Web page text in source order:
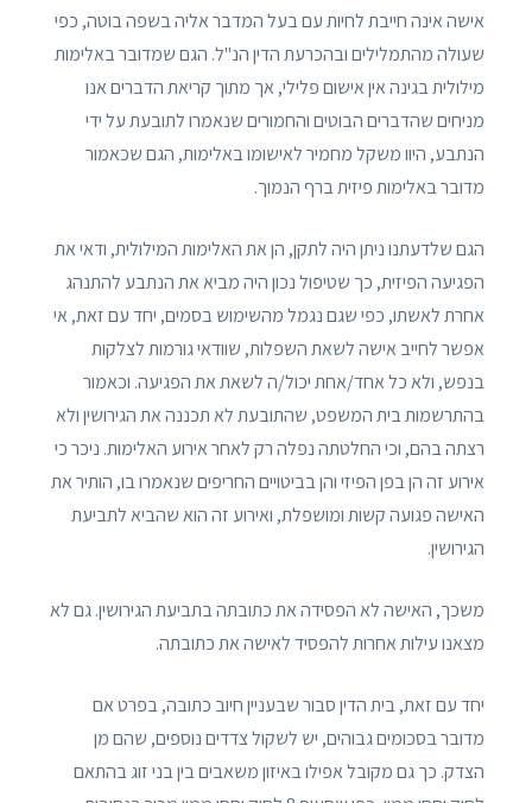
אישה אינה חייבת לחיות עם בעל המדבר אליה בשפה בוטה, כפי
שעולה מהתמלילים ובהכרעת הדין הנ"ל. הגם שמדובר באלימות
מילולית בגינה אין אישום פלילי, אך מתוך קריאת הדברים אנו
מניחים שהדברים הבוטים והחמורים שנאמרו לתובעת על ידי
הנתבע, היוו משקל מחמיר לאישומו באלימות, הגם שכאמור
מדובר באלימות פיזית ברף הנמוך.
הגם שלדעתנו ניתן היה לתקן, הן את האלימות המילולית, ודאי את
הפגיעה הפיזית, כך שטיפול נכון היה מביא את הנתבע להתנהג
אחרת לאשתו, כפי שגם נגמל מהשימוש בסמים, יחד עם זאת, אי
אפשר לחייב אישה לשאת השפלות, שוודאי גורמות לצלקות
בנפש, ולא כל אחד/אחת יכול/ה לשאת את הפגיעה. וכאמור
בהתרשמות בית המשפט, שהתובעת לא תכננה את הגירושין ולא
רצתה בהם, וכי החלטתה נפלה רק לאחר אירוע האלימות. ניכר כי
אירוע זה הן בפן הפיזי והן בביטויים החריפים שנאמרו בו, הותיר את
האישה פגועה קשות ומושפלת, ואירוע זה הוא שהביא לתביעת
הגירושין.
משכך, האישה לא הפסידה את כתובתה בתביעת הגירושין. גם לא
מצאנו עילות אחרות להפסיד לאישה את כתובתה.
יחד עם זאת, בית הדין סבור שבעניין חיוב כתובה, בפרט אם
מדובר בסכומים גבוהים, יש לשקול צדדים נוספים, שהם מן
הצדק. כך גם מקובל אפילו באיזון משאבים בין בני זוג בהתאם